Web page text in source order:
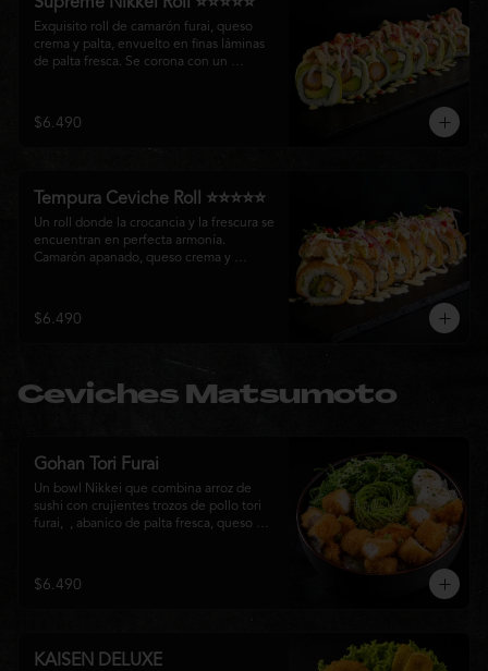
Exquisito roll de camarón furai, queso
crema y palta, envuelto en finas láminas
de palta fresca. Se corona con un
fusión de texturas, frescura y sabores que
resaltan la esencia del Pacífico.
$6.490
Tempura Ceviche Roll ⭐⭐⭐⭐⭐
Un roll donde la crocancia y la frescura se
encuentran en perfecta armonía.
Camarón apanado, queso crema y
corona con salmón y pescado blanco en
tempura, cebolla morada, una sedosa
logrando una experiencia intensa,
equilibrada y auténticamente nikkei.
$6.490
Ceviches Matsumoto
Gohan Tori Furai
Un bowl Nikkei que combina arroz de
sushi con crujientes trozos de pollo tori
furai,  , abanico de palta fresca, queso
sabores que equilibra lo crocante, lo
fresco y lo cremoso en cada bocado.
$6.490
KAISEN DELUXE